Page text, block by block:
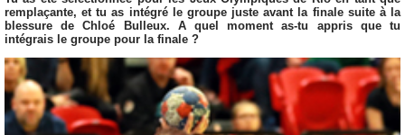
remplaçante, et tu as intégré le groupe juste avant la finale suite à la
blessure de Chloé Bulleux. A quel moment as-tu appris que tu
intégrais le groupe pour la finale ?